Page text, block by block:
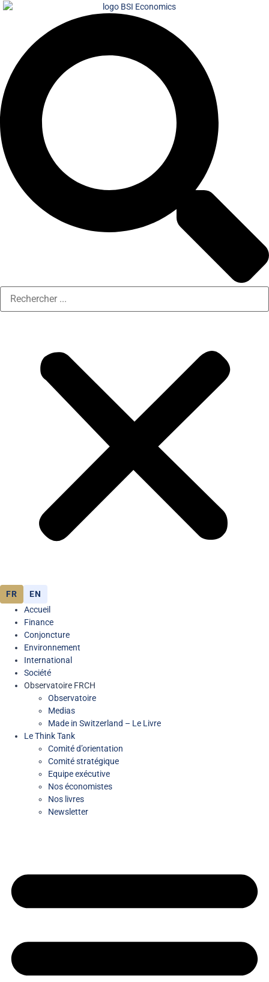
FR
EN
Accueil
Finance
Conjoncture
Environnement
International
Société
Observatoire FRCH
Observatoire
Medias
Made in Switzerland – Le Livre
Le Think Tank
Comité d’orientation
Comité stratégique
Equipe exécutive
Nos économistes
Nos livres
Newsletter